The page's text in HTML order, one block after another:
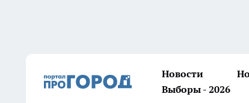
Новости
Выборы - 2026